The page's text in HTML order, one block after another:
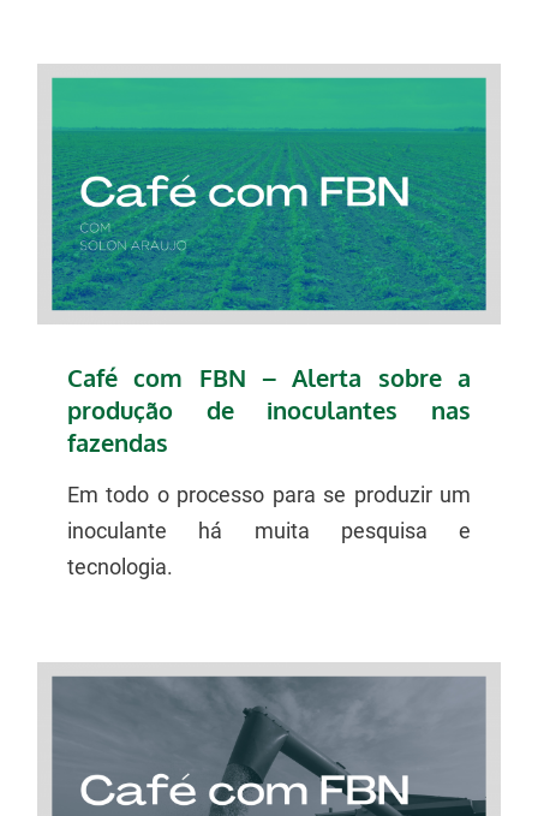
Café com FBN – Alerta sobre a
produção de inoculantes nas
fazendas
Em todo o processo para se produzir um
inoculante há muita pesquisa e
tecnologia.